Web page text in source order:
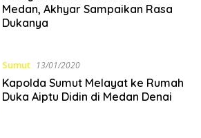
Medan, Akhyar Sampaikan Rasa
Dukanya
Sumut 13/01/2020
Kapolda Sumut Melayat ke Rumah
Duka Aiptu Didin di Medan Denai